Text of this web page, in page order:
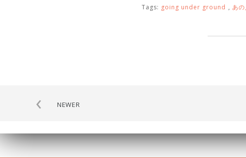
Tags: going under ground , あの
‹ NEWER